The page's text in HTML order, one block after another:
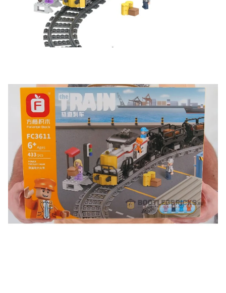
...уже сейчас
Участвуйте в конкурсах и розыгрышах в нашей
и выигрывайте отличные призы!